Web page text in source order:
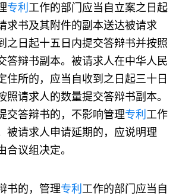
专利 工作的部门应当自立案之日起
求书及其附件的副本送达被请求
之日起十五日内提交答辩书并按照
答辩书副本。被请求人在中华人民
住所的，应当自收到之日起三十日
照请求人的数量提交答辩书副本。
交答辩书的，不影响管理专利 工作
被请求人申请延期的，应说明理
合议组决定。
书的，管理专利 工作的部门应当自